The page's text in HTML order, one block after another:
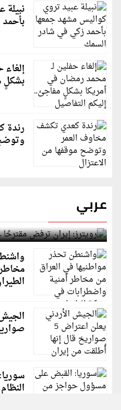
بشكلٍ
رندة
عربي
رويترز: إيران ترفض
لمضيق هرمز